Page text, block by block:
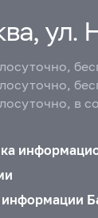
ул.
в